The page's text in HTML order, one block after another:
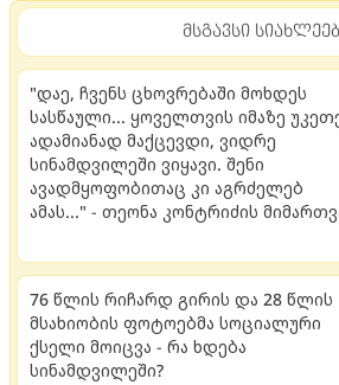
მსგავსი
"დაე, ჩვენს ცხოვრებაში მოხდეს
სასწაული... ყოველთვის იმაზე
ადამიანად მაქცევდი, ვიდრე
სინამდვილეში ვიყავი. შენი
ავადმყოფობითაც კი აგრძელებ
ამას..." - თეონა კონტრიძის
76 წლის რიჩარდ გირის და 28 წლის
მსახიობის ფოტოებმა სოციალური
ქსელი მოიცვა - რა ხდება
სინამდვილეში?